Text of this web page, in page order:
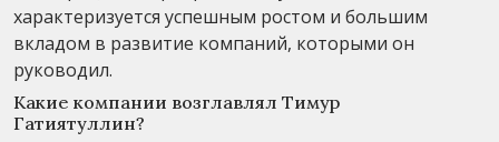
характеризуется успешным ростом и большим
вкладом в развитие компаний, которыми он
руководил.
Какие компании возглавлял Тимур
Гатиятуллин?